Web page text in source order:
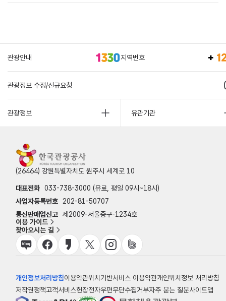
관광안내 지역번호
관광정보 수정/신규요청
관광정보 유관기관
(26464) 강원특별자치도 원주시 세계로 10
대표전화 033-738-3000 (유료, 평일 09시~18시)
사업자등록번호
202-81-50707
통신판매업신고 제2009-서울중구-1234호
이용 가이드
찾아오시는 길
개인정보처리방침이용약관위치기반서비스 이용약관개인위치정보 처리방침
저작권정책고객서비스헌장전자우편무단수집거부자주 묻는 질문사이트맵